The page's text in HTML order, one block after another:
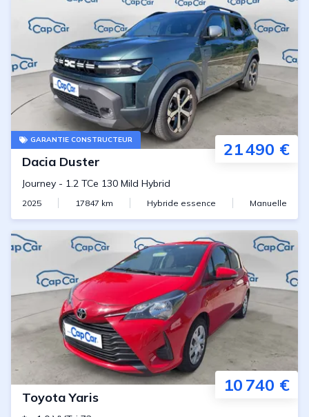
GARANTIE CONSTRUCTEUR 21 490 €
Dacia Duster
Journey - 1.2 TCe 130 Mild Hybrid
2025 17847 km Hybride essence Manuelle
10 740 €
Toyota Yaris